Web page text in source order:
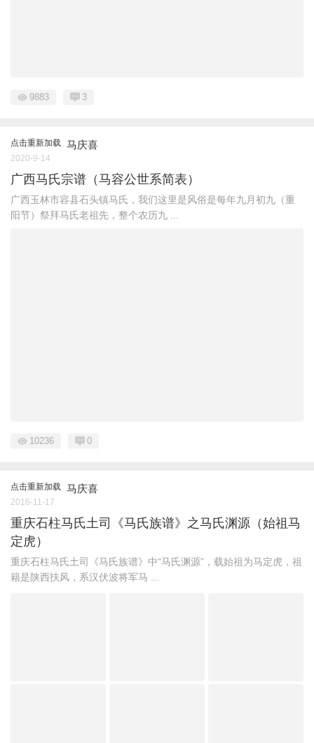
9883 3
点击重新加载 马庆喜
2020-9-14
广西马氏宗谱（马容公世系简表）
广西玉林市容县石头镇马氏，我们这里是风俗是每年九月初九（重
阳节）祭拜马氏老祖先，整个农历九 ...
10236 0
点击重新加载 马庆喜
2016-11-17
重庆石柱马氏土司《马氏族谱》之马氏渊源（始祖马
定虎）
重庆石柱马氏土司《马氏族谱》中“马氏渊源”，载始祖为马定虎，祖
籍是陕西扶风，系汉伏波将军马 ...